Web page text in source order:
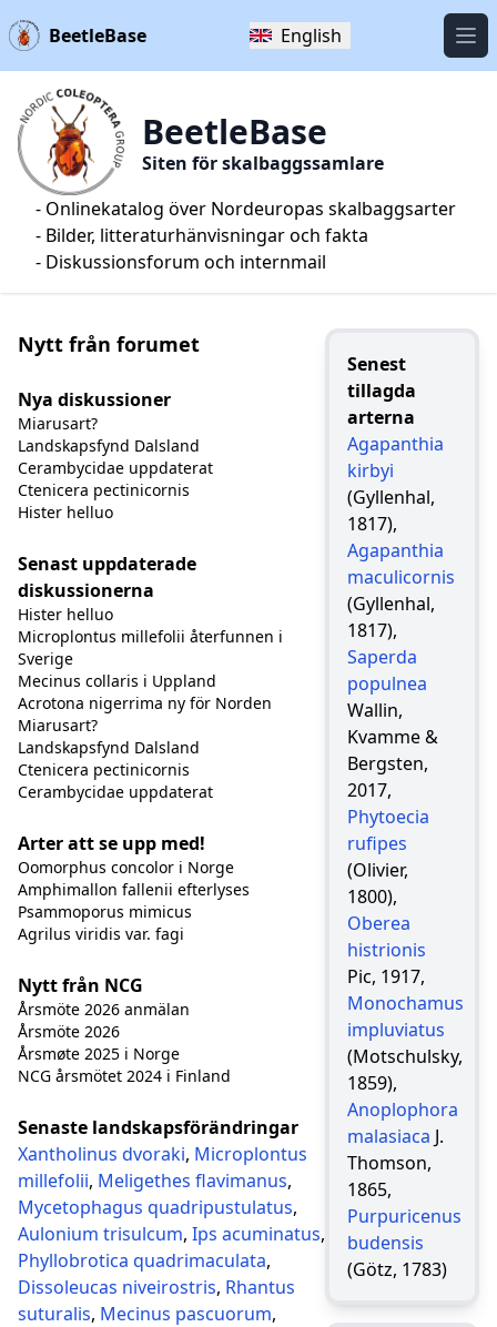
BeetleBase English
BeetleBase
Siten för skalbaggssamlare
- Onlinekatalog över Nordeuropas skalbaggsarter
- Bilder, litteraturhänvisningar och fakta
- Diskussionsforum och internmail
Nytt från forumet
Nya diskussioner
Miarusart?
Landskapsfynd Dalsland
Cerambycidae uppdaterat
Ctenicera pectinicornis
Hister helluo
Senast uppdaterade
diskussionerna
Hister helluo
Microplontus millefolii återfunnen i
Sverige
Mecinus collaris i Uppland
Acrotona nigerrima ny för Norden
Miarusart?
Landskapsfynd Dalsland
Ctenicera pectinicornis
Cerambycidae uppdaterat
Arter att se upp med!
Oomorphus concolor i Norge
Amphimallon fallenii efterlyses
Psammoporus mimicus
Agrilus viridis var. fagi
Nytt från NCG
Årsmöte 2026 anmälan
Årsmöte 2026
Årsmøte 2025 i Norge
NCG årsmötet 2024 i Finland
Senaste landskapsförändringar
Xantholinus dvoraki, Microplontus
millefolii, Meligethes flavimanus,
Mycetophagus quadripustulatus,
Aulonium trisulcum, Ips acuminatus,
Phyllobrotica quadrimaculata,
Dissoleucas niveirostris, Rhantus
suturalis, Mecinus pascuorum,
Senest
tillagda
arterna
Agapanthia
kirbyi
(Gyllenhal,
1817),
Agapanthia
maculicornis
(Gyllenhal,
1817),
Saperda
populnea
Wallin,
Kvamme &
Bergsten,
2017,
Phytoecia
rufipes
(Olivier,
1800),
Oberea
histrionis
Pic, 1917,
Monochamus
impluviatus
(Motschulsky,
1859),
Anoplophora
malasiaca J.
Thomson,
1865,
Purpuricenus
budensis
(Götz, 1783)